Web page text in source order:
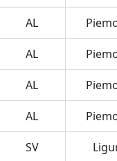
AL
AL
AL
AL
SV